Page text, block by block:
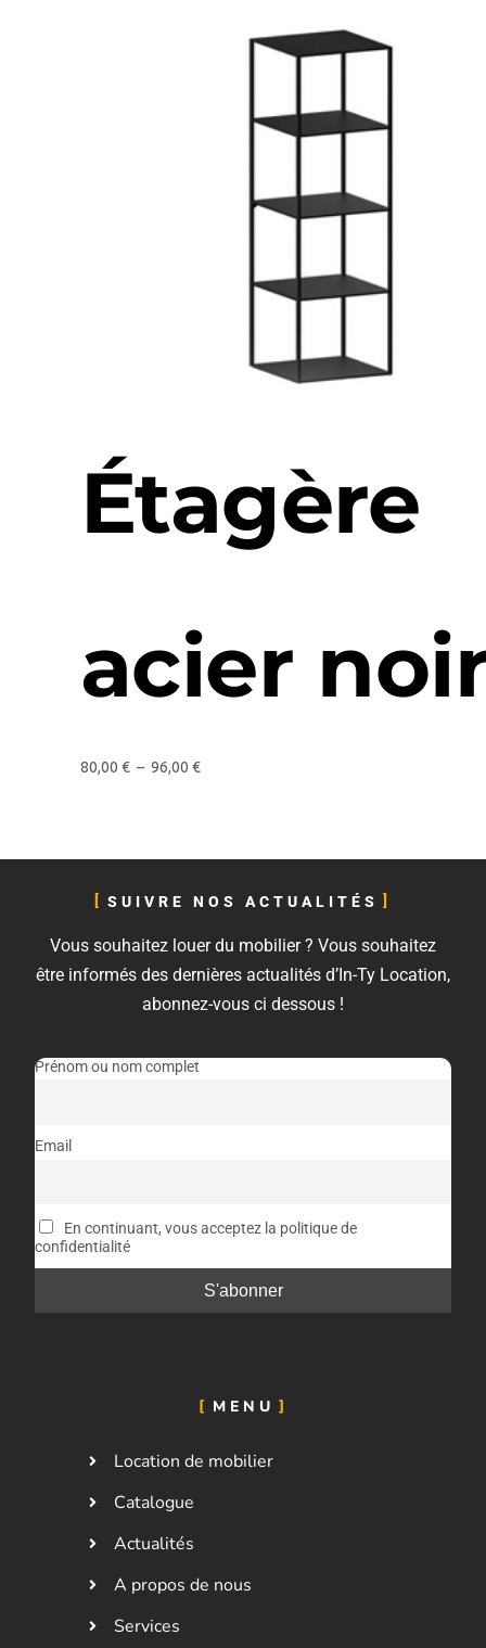
Étagère
acier
80,00 € – 96,00 €
SUIVRE NOS ACTUALITÉS
Vous souhaitez louer du mobilier ? Vous souhaitez
être informés des dernières actualités d’In-Ty Location,
abonnez-vous ci dessous !
Prénom ou nom complet
Email
En continuant, vous acceptez la politique de
confidentialité
MENU
Location de mobilier
Catalogue
Actualités
A propos de nous
Services